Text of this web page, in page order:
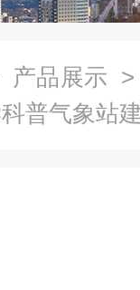
产品展示
普气象站